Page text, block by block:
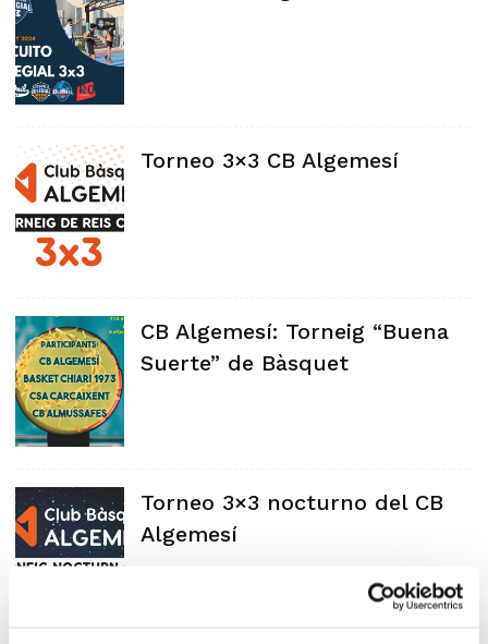
Torneo 3×3 CB Algemesí
CB Algemesí: Torneig “Buena
Suerte” de Bàsquet
Torneo 3×3 nocturno del CB
Algemesí